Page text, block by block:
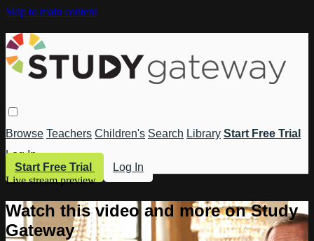
Skip to main content
Browse Teachers Children's Search Library Start Free Trial
Log In
Start Free Trial
Log In
Live stream preview
Watch this video and more on Study
Gateway